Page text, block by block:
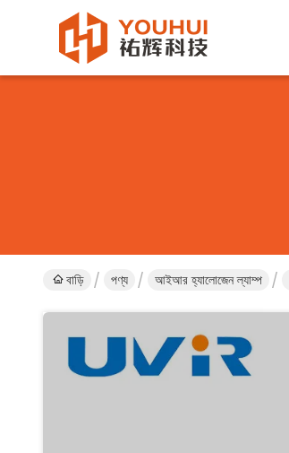
বাড়ি পণ্য আইআর হ্যালোজেন ল্যাম্প